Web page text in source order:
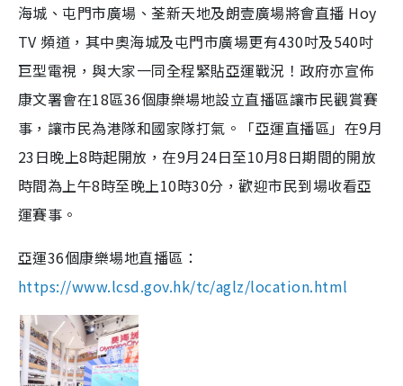
海城、屯門市廣場、荃新天地及朗壹廣場將會直播 Hoy
TV 頻道，其中奧海城及屯門市廣場更有430吋及540吋
巨型電視，與大家一同全程緊貼亞運戰況！政府亦宣佈
康文署會在18區36個康樂場地設立直播區讓市民觀賞賽
事，讓市民為港隊和國家隊打氣。「亞運直播區」在9月
23日晚上8時起開放，在9月24日至10月8日期間的開放
時間為上午8時至晚上10時30分，歡迎市民到場收看亞
運賽事。
亞運36個康樂場地直播區：
https://www.lcsd.gov.hk/tc/aglz/location.html